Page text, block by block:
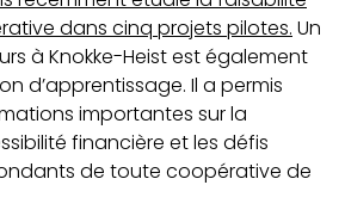
dans cinq projets pilotes. Un
à Knokke-Heist est également
d’apprentissage. Il a permis
importantes sur la
financière et les défis
de toute coopérative de